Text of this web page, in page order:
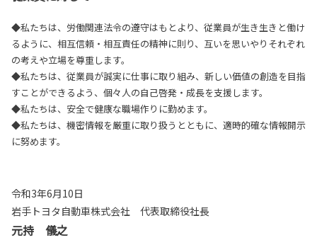
◆私たちは、労働関連法令の遵守はもとより、従業員が生き生きと働け
るように、相互信頼・相互責任の精神に則り、互いを思いやりそれぞれ
の考えや立場を尊重します。
◆私たちは、従業員が誠実に仕事に取り組み、新しい価値の創造を目指
すことができるよう、個々人の自己啓発・成長を支援します。
◆私たちは、安全で健康な職場作りに勤めます。
◆私たちは、機密情報を厳重に取り扱うとともに、適時的確な情報開示
に努めます。
令和3年6月10日
岩手トヨタ自動車株式会社 代表取締役社長
元持 儀之